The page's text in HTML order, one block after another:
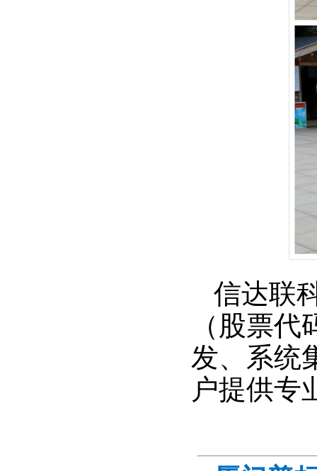
信达联
（股票
发、系统
户提供专